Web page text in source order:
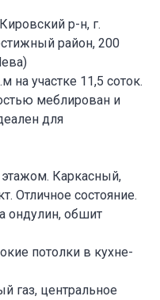
р-н, г.
район, 200
на участке 11,5 соток.
меблирован и
для
Каркасный,
Отличное состояние.
ондулин, обшит
потолки в кухне-
газ, центральное